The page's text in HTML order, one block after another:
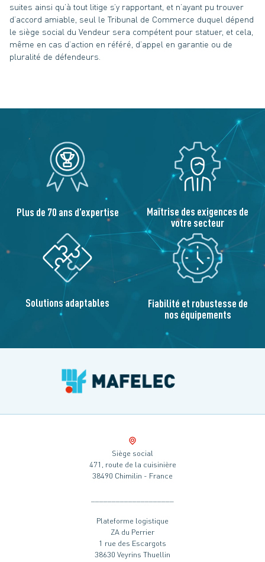
suites ainsi qu’à tout litige s’y rapportant, et n’ayant pu trouver
d’accord amiable, seul le Tribunal de Commerce duquel dépend
le siège social du Vendeur sera compétent pour statuer, et cela,
même en cas d’action en référé, d’appel en garantie ou de
pluralité de défendeurs.
Plus de 70 ans d’expertise Maîtrise des exigences de
votre secteur
Solutions adaptables Fiabilité et robustesse de
nos équipements
Siège social
471, route de la cuisinière
38490 Chimilin - France
Plateforme logistique
ZA du Perrier
1 rue des Escargots
38630 Veyrins Thuellin